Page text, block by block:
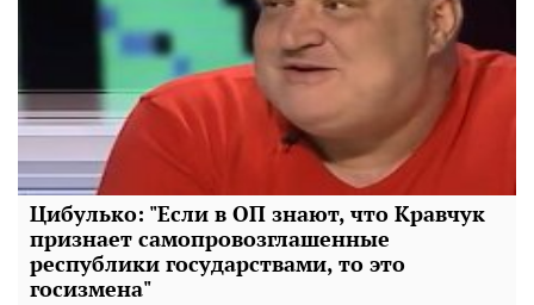
Цибулько: "Если в ОП знают, что Кравчук
признает самопровозглашенные
республики государствами, то это
госизмена"